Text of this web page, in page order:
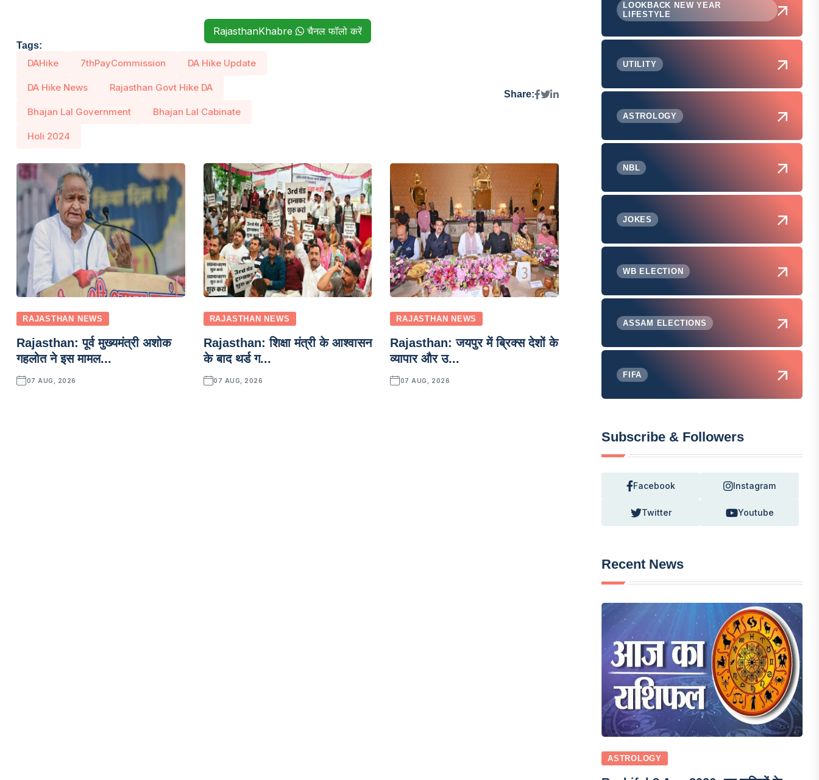
RajasthanKhabre चैनल फॉलो करें
Tags:
DAHike 7thPayCommission DA Hike Update
DA Hike News Rajasthan Govt Hike DA
Bhajan Lal Government Bhajan Lal Cabinate
Holi 2024
Share:
RAJASTHAN NEWS
Rajasthan: पूर्व मुख्यमंत्री अशोक
गहलोत ने इस मामल...
07 AUG, 2026
RAJASTHAN NEWS
Rajasthan: शिक्षा मंत्री के आश्वासन
के बाद थर्ड ग...
07 AUG, 2026
RAJASTHAN NEWS
Rajasthan: जयपुर में ब्रिक्स देशों के
व्यापार और उ...
07 AUG, 2026
LOOKBACK NEW YEAR
LIFESTYLE
UTILITY
ASTROLOGY
NBL
JOKES
WB ELECTION
ASSAM ELECTIONS
FIFA
Subscribe & Followers
Facebook Instagram
Twitter Youtube
Recent News
ASTROLOGY